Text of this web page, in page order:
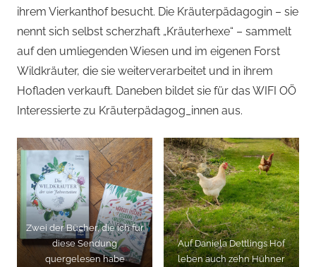
ihrem Vierkanthof besucht. Die Kräuterpädagogin – sie
nennt sich selbst scherzhaft „Kräuterhexe“ – sammelt
auf den umliegenden Wiesen und im eigenen Forst
Wildkräuter, die sie weiterverarbeitet und in ihrem
Hofladen verkauft. Daneben bildet sie für das WIFI OÖ
Interessierte zu Kräuterpädagog_innen aus.
Zwei der Bücher, die ich für
diese Sendung
quergelesen habe
Auf Daniela Dettlings Hof
leben auch zehn Hühner